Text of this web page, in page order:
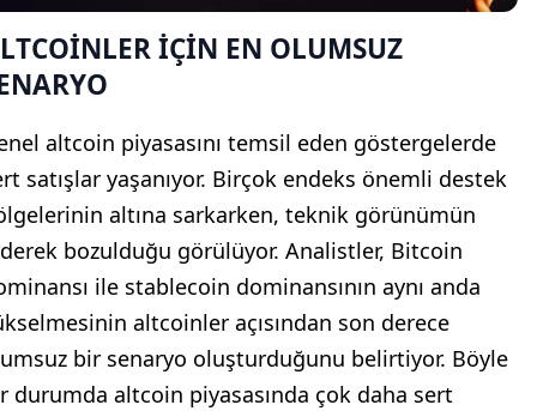
İÇİN EN OLUMSUZ
altcoin piyasasını temsil eden göstergelerde
satışlar yaşanıyor. Birçok endeks önemli destek
altına sarkarken, teknik görünümün
bozulduğu görülüyor. Analistler, Bitcoin
ile stablecoin dominansının aynı anda
altcoinler açısından son derece
bir senaryo oluşturduğunu belirtiyor. Böyle
durumda altcoin piyasasında çok daha sert